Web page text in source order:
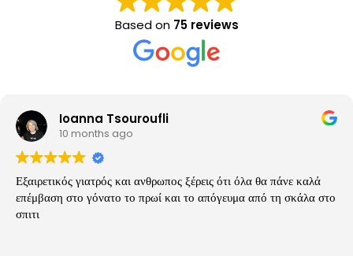
Based on 75 reviews
Ioanna Tsouroufli
10 months ago
Εξαιρετικός γιατρός και ανθρωπος ξέρεις ότι όλα θα πάνε καλά
επέμβαση στο γόνατο το πρωί και το απόγευμα από τη σκάλα στο
σπιτι